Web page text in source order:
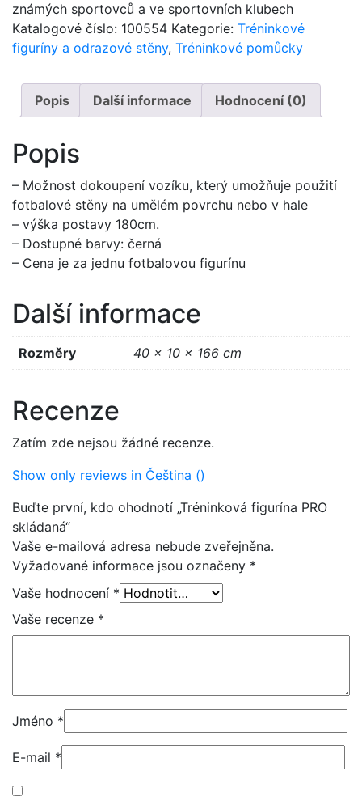
známých sportovců a ve sportovních klubech
Katalogové číslo: 100554 Kategorie: Tréninkové
figuríny a odrazové stěny, Tréninkové pomůcky
Popis Další informace Hodnocení (0)
Popis
– Možnost dokoupení vozíku, který umožňuje použití
fotbalové stěny na umělém povrchu nebo v hale
– výška postavy 180cm.
– Dostupné barvy: černá
– Cena je za jednu fotbalovou figurínu
Další informace
Rozměry 40 × 10 × 166 cm
Recenze
Zatím zde nejsou žádné recenze.
Show only reviews in Čeština ()
Buďte první, kdo ohodnotí „Tréninková figurína PRO
skládaná“
Vaše e-mailová adresa nebude zveřejněna.
Vyžadované informace jsou označeny *
Vaše hodnocení *
Vaše recenze *
Jméno *
E-mail *